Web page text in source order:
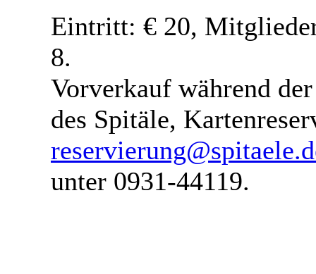
Eintritt: € 20,
8.
Vorverkauf während
des Spitäle,
unter 0931-44119.